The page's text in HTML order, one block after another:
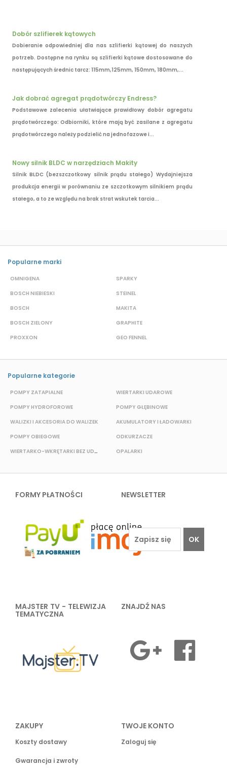
Dobór szlifierek kątowych
Dobieranie odpowiedniej dla nas szlifierki kątowej do naszych
potrzeb. Dostępne na rynku są szlifierki kątowe dostosowane do
następujących średnic tarcz: 115mm,125mm, 150mm, 180mm,...
Jak dobrać agregat prądotwórczy Endress?
Podstawowe zalecenia ułatwiające prawidłowy dobór agregatu
prądotwórczego: Odbiorniki, które mają być zasilane z agregatu
prądotwórczego należy podzielić na jednofazowe i...
Nowy silnik BLDC w narzędziach Makity
Silnik BLDC (bezszczotkowy silnik prądu stałego) Wydajniejsza
produkcja energii w porównaniu ze szczotkowym silnikiem prądu
stałego, a to ze względu na brak strat wskutek tarcia...
Popularne marki
OMNIGENA
BOSCH NIEBIESKI
BOSCH
BOSCH ZIELONY
PROXXON
SPARKY
STEINEL
MAKITA
GRAPHITE
GEO FENNEL
Popularne kategorie
POMPY ZATAPIALNE
POMPY HYDROFOROWE
WALIZKI I AKCESORIA DO WALIZEK
POMPY OBIEGOWE
WIERTARKO-WKRĘTARKI BEZ UDAROWE
WIERTARKI UDAROWE
POMPY GŁĘBINOWE
AKUMULATORY I ŁADOWARKI
ODKURZACZE
OPALARKI
FORMY PŁATNOŚCI NEWSLETTER
OK
MAJSTER TV - TELEWIZJA
TEMATYCZNA
ZNAJDŹ NAS
ZAKUPY
Koszty dostawy
Gwarancja i zwroty
TWOJE KONTO
Zaloguj się